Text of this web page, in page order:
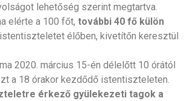
lehetőség szerint megtartva.
elérte a 100 főt, további 40 fő külön
élőben, kivetítőn keresztül
2020. március 15-én délelőtt 10 órától
a 18 órakor kezdődő istentiszteleten.
érkező gyülekezeti tagok a